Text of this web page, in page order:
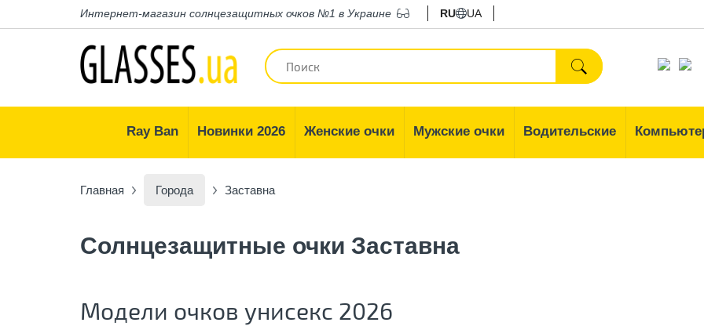
Интернет-магазин солнцезащитных очков №1 в Украине RU UA
Ray Ban Новинки 2026 Женские очки Мужские очки Водительские
Главная Города Заставна
Солнцезащитные очки Заставна
Модели очков унисекс 2026